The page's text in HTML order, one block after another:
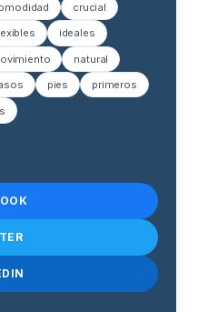
crucial
ideales
natural
pies primeros